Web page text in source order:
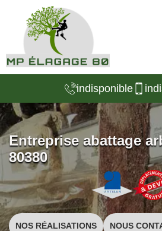
indisponible
Entreprise abattage
80380
NOS RÉALISATIONS NOUS